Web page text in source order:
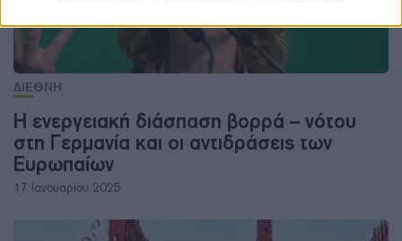
ΔΙΕΘΝΗ
Η ενεργειακή διάσπαση βορρά – νότου
στη Γερμανία και οι αντιδράσεις των
Ευρωπαίων
17 Ιανουαρίου 2025